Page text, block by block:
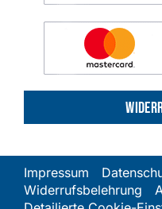
Impressum
Widerrufsbelehrung